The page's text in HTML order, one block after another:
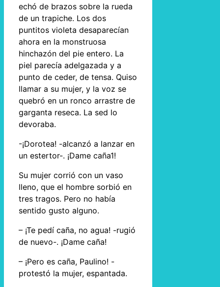
echó de brazos sobre la rueda
de un trapiche. Los dos
puntitos violeta desaparecían
ahora en la monstruosa
hinchazón del pie entero. La
piel parecía adelgazada y a
punto de ceder, de tensa. Quiso
llamar a su mujer, y la voz se
quebró en un ronco arrastre de
garganta reseca. La sed lo
devoraba.
-¡Dorotea! -alcanzó a lanzar en
un estertor-. ¡Dame caña1!
Su mujer corrió con un vaso
lleno, que el hombre sorbió en
tres tragos. Pero no había
sentido gusto alguno.
– ¡Te pedí caña, no agua! -rugió
de nuevo-. ¡Dame caña!
– ¡Pero es caña, Paulino! -
protestó la mujer, espantada.